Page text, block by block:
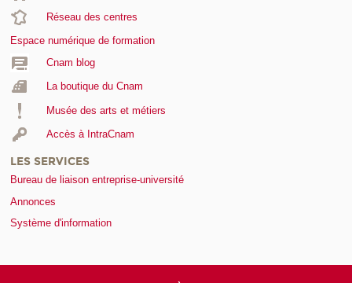
Réseau des centres
Espace numérique de formation
Cnam blog
La boutique du Cnam
Musée des arts et métiers
Accès à IntraCnam
LES SERVICES
Bureau de liaison entreprise-université
Annonces
Système d'information